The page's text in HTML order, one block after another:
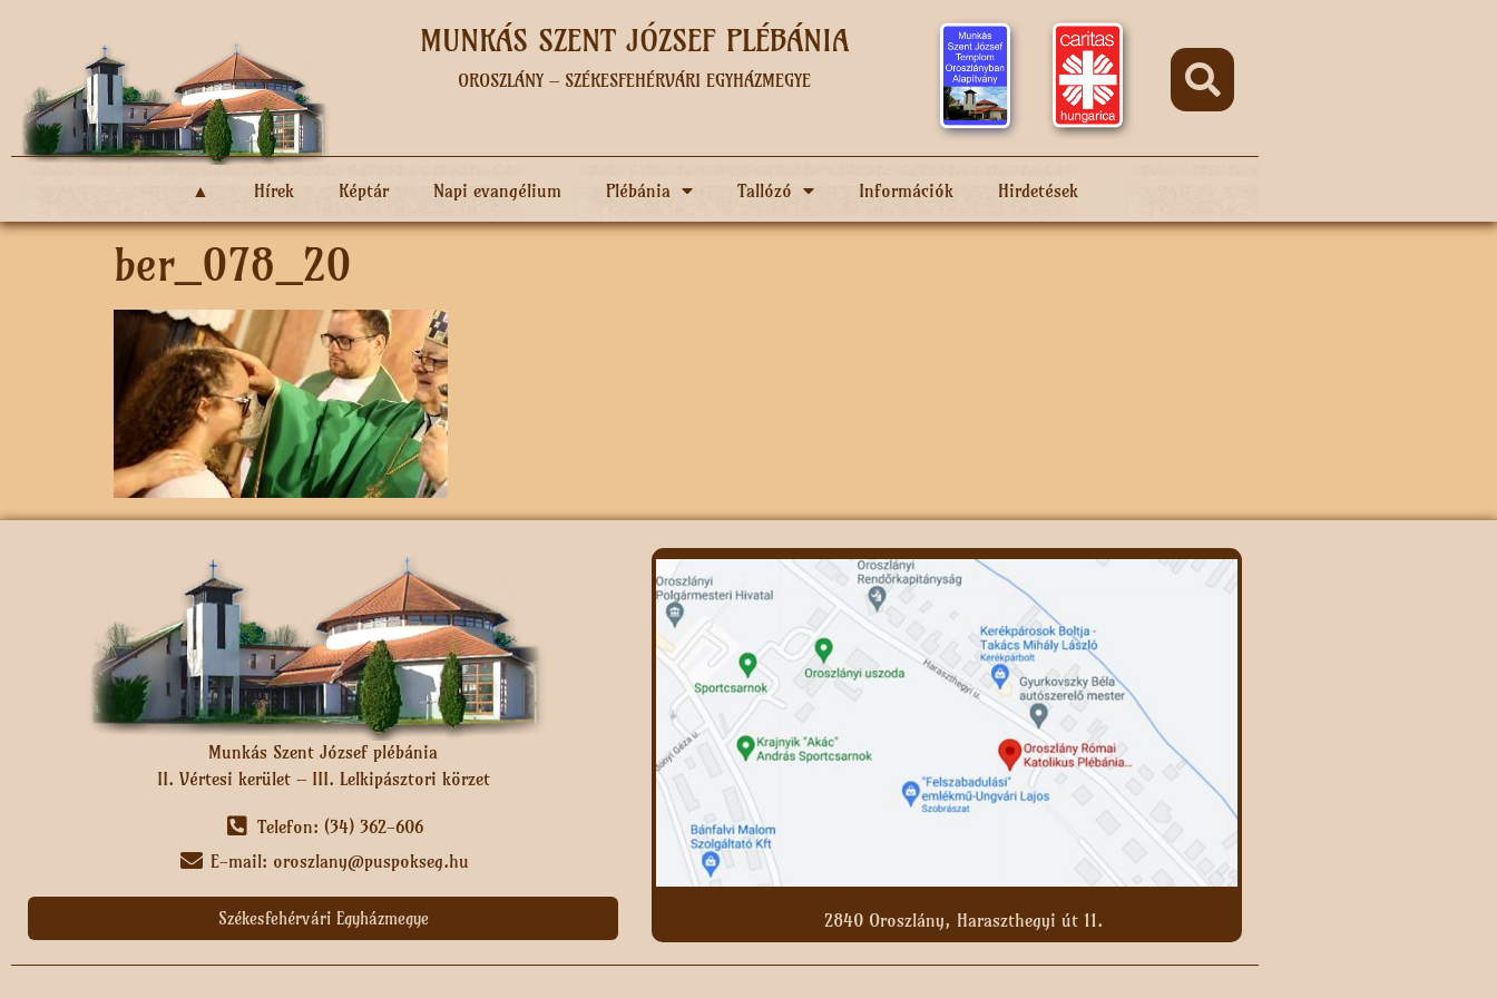
MUNKÁS SZENT JÓZSEF PLÉBÁNIA
OROSZLÁNY – SZÉKESFEHÉRVÁRI EGYHÁZMEGYE
▲ Hírek Képtár Napi evangélium Plébánia Tallózó Információk Hirdetések
ber_078_20
Munkás Szent József plébánia
II. Vértesi kerület – III. Lelkipásztori körzet
Telefon: (34) 362-606
E-mail: oroszlany@puspokseg.hu
Székesfehérvári Egyházmegye 2840 Oroszlány, Haraszthegyi út 11.